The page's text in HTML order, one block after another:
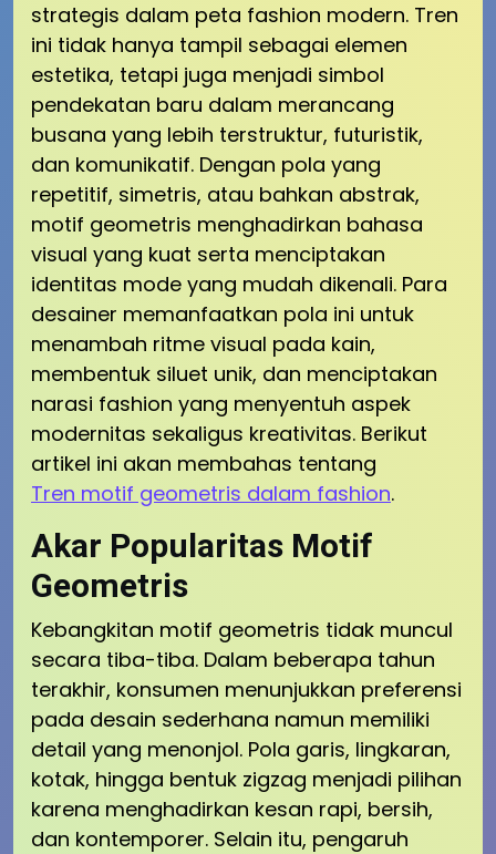
strategis dalam peta fashion modern. Tren
ini tidak hanya tampil sebagai elemen
estetika, tetapi juga menjadi simbol
pendekatan baru dalam merancang
busana yang lebih terstruktur, futuristik,
dan komunikatif. Dengan pola yang
repetitif, simetris, atau bahkan abstrak,
motif geometris menghadirkan bahasa
visual yang kuat serta menciptakan
identitas mode yang mudah dikenali. Para
desainer memanfaatkan pola ini untuk
menambah ritme visual pada kain,
membentuk siluet unik, dan menciptakan
narasi fashion yang menyentuh aspek
modernitas sekaligus kreativitas. Berikut
artikel ini akan membahas tentang
Tren motif geometris dalam fashion.
Akar Popularitas Motif
Geometris
Kebangkitan motif geometris tidak muncul
secara tiba-tiba. Dalam beberapa tahun
terakhir, konsumen menunjukkan preferensi
pada desain sederhana namun memiliki
detail yang menonjol. Pola garis, lingkaran,
kotak, hingga bentuk zigzag menjadi pilihan
karena menghadirkan kesan rapi, bersih,
dan kontemporer. Selain itu, pengaruh